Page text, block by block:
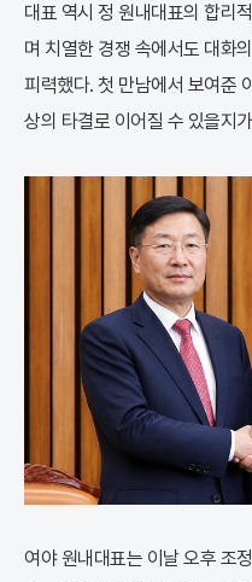
대표 역시 정 원내대표의 합리
며 치열한 경쟁 속에서도 대화
피력했다. 첫 만남에서 보여준
상의 타결로 이어질 수 있을지
여야 원내대표는 이날 오후 조